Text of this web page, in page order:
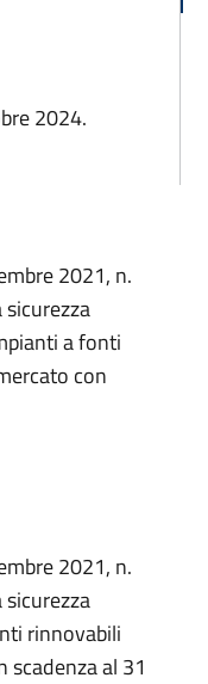
2024.
2021, n.
a fonti
con
2021, n.
rinnovabili
al 31